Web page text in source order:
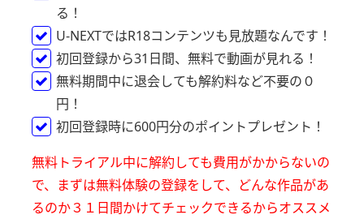
る！
U-NEXTではR18コンテンツも見放題なんです！
初回登録から31日間、無料で動画が見れる！
無料期間中に退会しても解約料など不要の０
円！
初回登録時に600円分のポイントプレゼント！
無料トライアル中に解約しても費用がかからないの
で、
まずは無料体験の登録をして、どんな作品があ
るのか３１日間かけてチェックできるからオススメ